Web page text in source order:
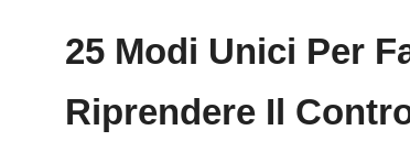
25 Modi Unici Per
Riprendere Il